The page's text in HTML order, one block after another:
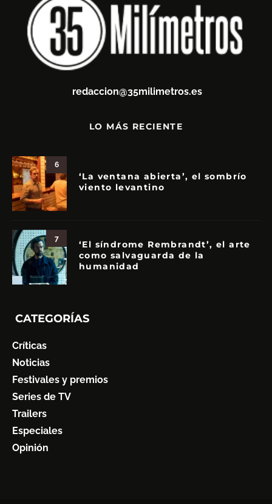
redaccion@35milimetros.es
LO MÁS RECIENTE
6
‘La ventana abierta’, el sombrío
viento levantino
7
‘El síndrome Rembrandt’, el arte
como salvaguarda de la
humanidad
CATEGORÍAS
Críticas
Noticias
Festivales y premios
Series de TV
Trailers
Especiales
Opinión